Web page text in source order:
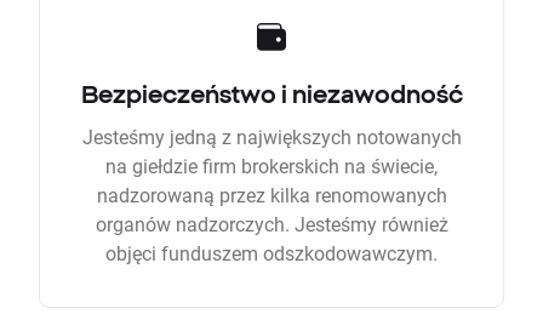
Bezpieczeństwo i niezawodność
Jesteśmy jedną z największych notowanych
na giełdzie firm brokerskich na świecie,
nadzorowaną przez kilka renomowanych
organów nadzorczych. Jesteśmy również
objęci funduszem odszkodowawczym.